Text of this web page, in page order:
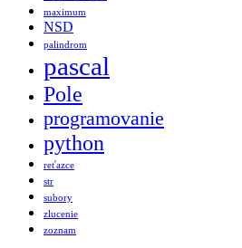
maximum
NSD
palindrom
pascal
Pole
programovanie
python
reťazce
str
subory
zlucenie
zoznam